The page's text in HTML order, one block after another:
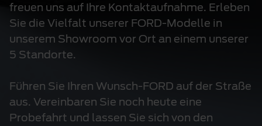
freuen uns auf Ihre Kontaktaufnahme. Erleben
Sie die Vielfalt unserer FORD-Modelle in
unserem Showroom vor Ort an einem unserer
5 Standorte.
Führen Sie Ihren Wunsch-FORD auf der Straße
aus. Vereinbaren Sie noch heute eine
Probefahrt und lassen Sie sich von den